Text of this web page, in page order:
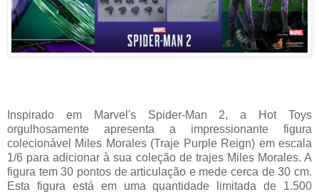
Inspirado em Marvel's Spider-Man 2, a Hot Toys
orgulhosamente apresenta a impressionante figura
colecionável Miles Morales (Traje Purple Reign) em escala
1/6 para adicionar à sua coleção de trajes Miles Morales. A
figura tem 30 pontos de articulação e mede cerca de 30 cm.
Esta figura está em uma quantidade limitada de 1.500